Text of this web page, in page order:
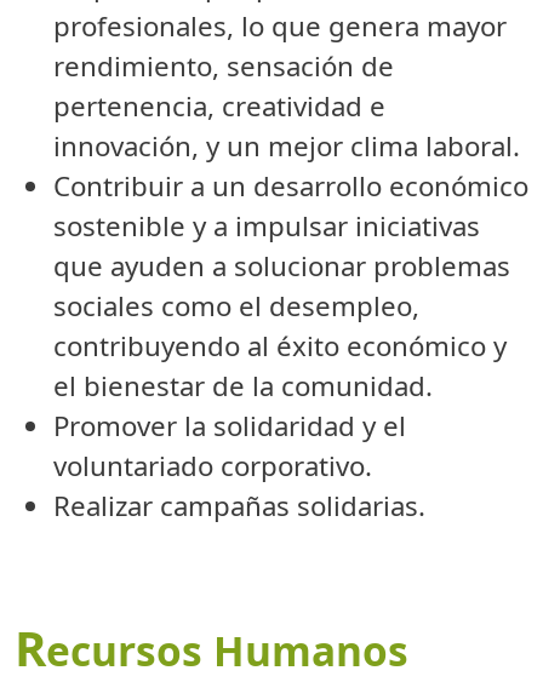
profesionales, lo que genera mayor
rendimiento, sensación de
pertenencia, creatividad e
innovación, y un mejor clima laboral.
Contribuir a un desarrollo económico
sostenible y a impulsar iniciativas
que ayuden a solucionar problemas
sociales como el desempleo,
contribuyendo al éxito económico y
el bienestar de la comunidad.
Promover la solidaridad y el
voluntariado corporativo.
Realizar campañas solidarias.
Recursos Humanos